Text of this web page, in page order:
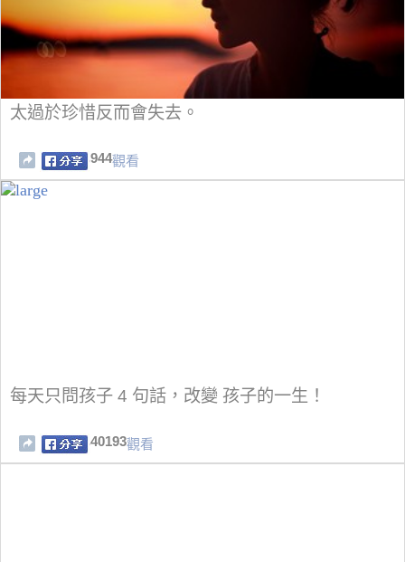
太過於珍惜反而會失去。
944觀看
每天只問孩子 4 句話，改變 孩子的一生！
40193觀看